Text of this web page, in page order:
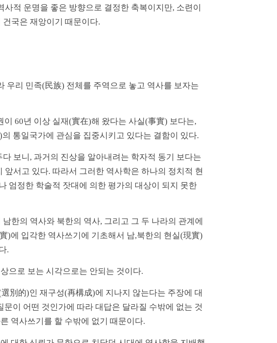
적 운명을 좋은 방향으로 결정한 축복이지만, 소련이
국은 재앙이기 때문이다.
우리 민족(民族) 전체를 주역으로 놓고 역사를 보자는
60년 이상 실재(實在)해 왔다는 사실(事實) 보다는,
통일국가에 관심을 집중시키고 있다는 결함이 있다.
보니, 과거의 진상을 알아내려는 학자적 동기 보다는
서고 있다. 따라서 그러한 역사학은 하나의 정치적 현
엄정한 학술적 잣대에 의한 평가의 대상이 되지 못한
한의 역사와 북한의 역사, 그리고 그 두 나라의 관계에
)에 입각한 역사쓰기에 기초해서 남,북한의 현실(現實)
.
으로 보는 시각으로는 안되는 것이다.
別的)인 재구성(再構成)에 지나지 않는다는 주장에 대
이 어떤 것인가에 따라 대답은 달라질 수밖에 없는 것
역사쓰기를 할 수밖에 없기 때문이다.